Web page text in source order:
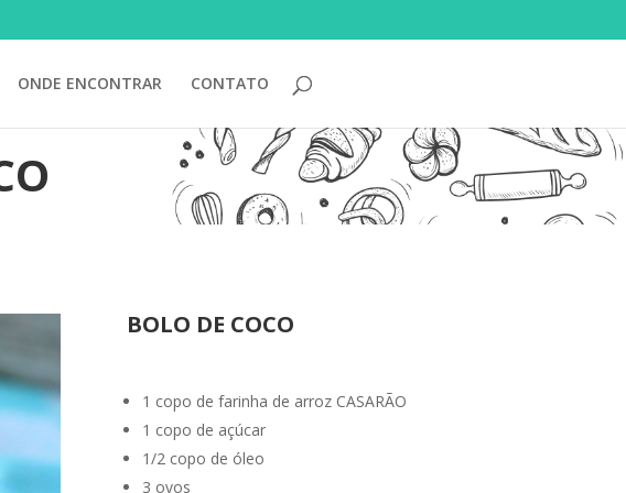
ONDE ENCONTRAR CONTATO
BOLO DE COCO
1 copo de farinha de arroz CASARÃO
1 copo de açúcar
1/2 copo de óleo
3 ovos